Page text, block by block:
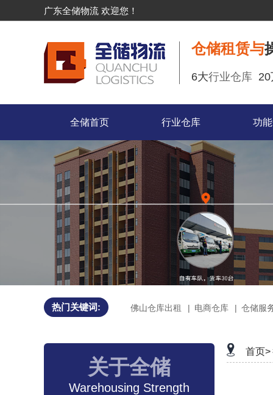
广东全储物流 欢迎您！
仓储租赁与
6大行业仓库 20
全储首页 行业仓库 功
热门关键词: 佛山仓库出租 | 电商仓库 | 仓储服
关于全储
Warehousing Strength
首页>